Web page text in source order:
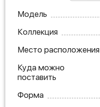
Модель
Коллекция
Место расположения
Куда можно
поставить
Форма